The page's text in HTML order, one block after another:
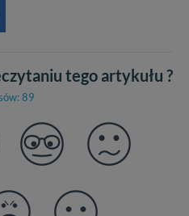
tego artykułu ?
89